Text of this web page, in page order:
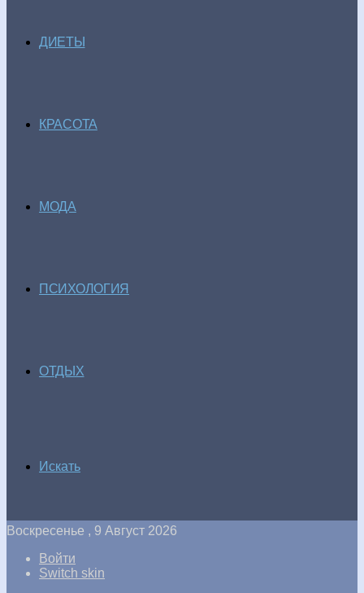
ДИЕТЫ
КРАСОТА
МОДА
ПСИХОЛОГИЯ
ОТДЫХ
Искать
Воскресенье , 9 Август 2026
Войти
Switch skin